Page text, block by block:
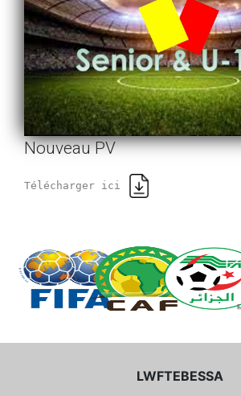
Nouveau PV
Télécharger ici
LWFTEBESSA